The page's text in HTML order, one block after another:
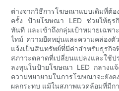
ต่างจากวิธีการโฆษณาแบบเดิมที่ต้
ครั้ง ป้ายโฆษณา LED ช่วยให้ธุร
ทันที และเข้าถึงกลุ่มเป้าหมายเฉพา
ไทม์ ความยืดหยุ่นและความคล่องตั
แจ้งเป็นสินทรัพย์ที่มีค่าสำหรับธุรกิจ
สภาวะตลาดที่เปลี่ยนแปลงและใช้
ลงทุนในป้ายโฆษณา LED กลางแจ้
ความพยายามในการโฆษณาจะยังค
ผลกระทบ แม้ในสภาพแวดล้อมที่มีก